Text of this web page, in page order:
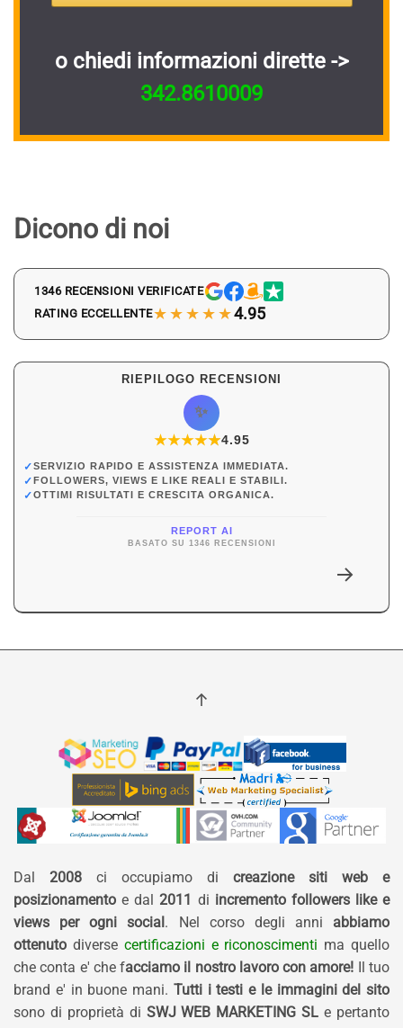
o chiedi informazioni dirette ->
342.8610009
Dicono di noi
1346 RECENSIONI VERIFICATE
RATING ECCELLENTE★★★★★4.95
RIEPILOGO RECENSIONI
✨
★★★★★
★4.95
✓SERVIZIO RAPIDO E ASSISTENZA IMMEDIATA.
✓FOLLOWERS, VIEWS E LIKE REALI E STABILI.
✓OTTIMI RISULTATI E CRESCITA ORGANICA.
REPORT AI
BASATO SU 1346 RECENSIONI
Dal 2008 ci occupiamo di creazione siti web e
posizionamento e dal 2011 di incremento followers like e
views per ogni social. Nel corso degli anni abbiamo
ottenuto diverse certificazioni e riconoscimenti ma quello
che conta e' che facciamo il nostro lavoro con amore! Il tuo
brand e' in buone mani. Tutti i testi e le immagini del sito
sono di proprietà di SWJ WEB MARKETING SL e pertanto